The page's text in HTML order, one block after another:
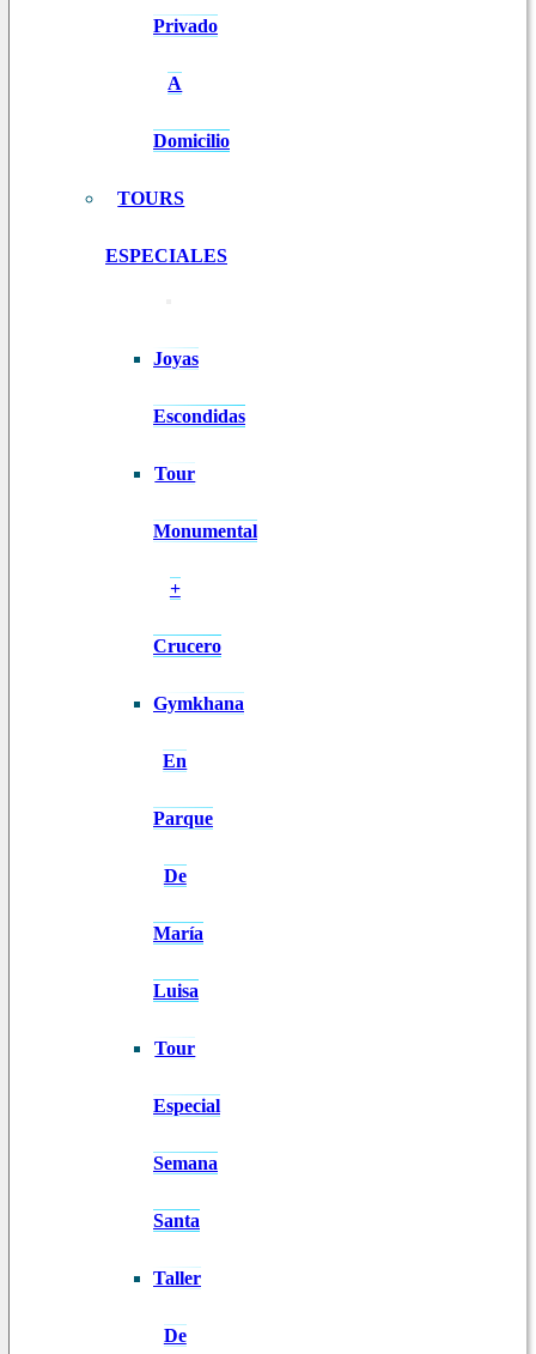
Privado
A
Domicilio
TOURS
ESPECIALES
Joyas
Escondidas
Tour
Monumental
+
Crucero
Gymkhana
En
Parque
De
María
Luisa
Tour
Especial
Semana
Santa
Taller
De